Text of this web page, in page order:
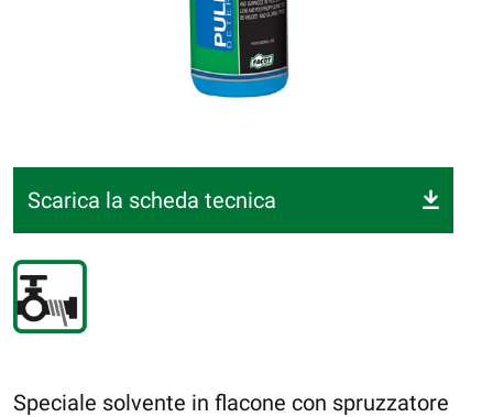
Scarica la scheda tecnica
Speciale solvente in flacone con spruzzatore